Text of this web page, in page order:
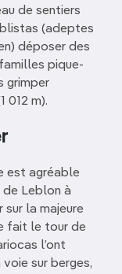
de sentiers
(adeptes
déposer des
pique-
grimper
012 m).
est agréable
de Leblon à
sur la majeure
fait le tour de
l’ont
sur berges,